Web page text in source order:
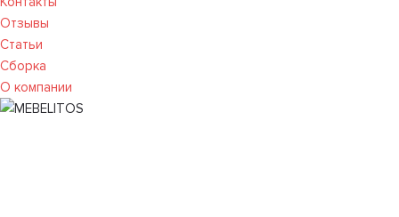
Отзывы
Статьи
Сборка
О компании